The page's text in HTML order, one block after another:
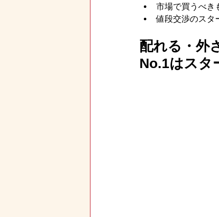
市場で買うべき
値段交渉のスタ
配れる・外
No.1はスタ